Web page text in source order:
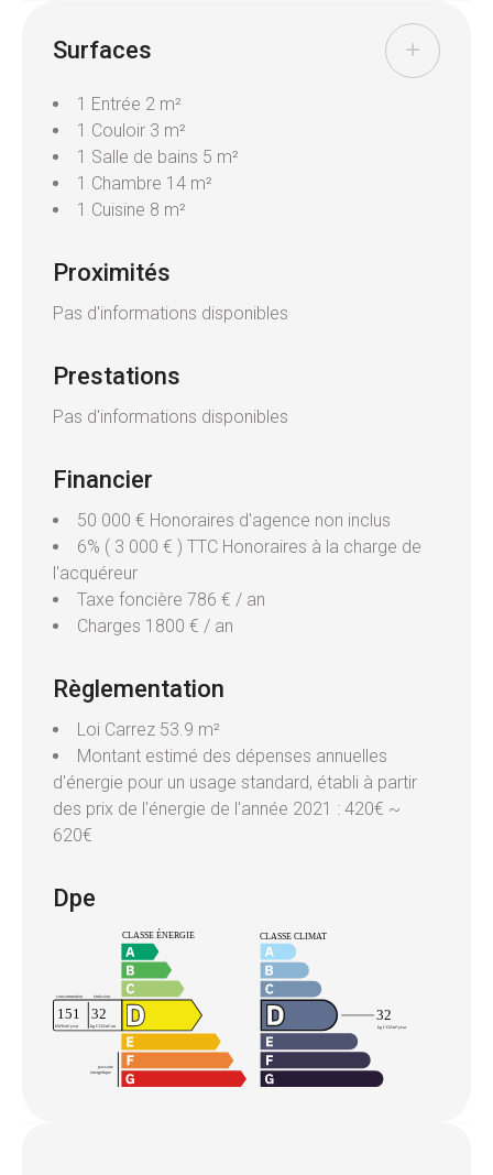
baignoire, une cuisine équipée, un salon séjour et
une chambre. Non loué actuellement, ancien loyer
le bien est complété d'une cave.
Chauffage collectif gaz. TF 786 €
Pour plus de renseignements et pour une visite
contactez l'équipe Valençay au 03.89.46.59.60
Surfaces
1 Entrée 2 m²
1 Couloir 3 m²
1 Salle de bains 5 m²
1 Chambre 14 m²
1 Cuisine 8 m²
Proximités
Pas d'informations disponibles
Prestations
Pas d'informations disponibles
Financier
50 000 € Honoraires d'agence non inclus
6% ( 3 000 € ) TTC Honoraires à la charge de
l'acquéreur
Taxe foncière 786 € / an
Charges 1800 € / an
Règlementation
Loi Carrez 53.9 m²
Montant estimé des dépenses annuelles
d'énergie pour un usage standard, établi à partir
des prix de l'énergie de l'année 2021 : 420€ ~
620€
Dpe